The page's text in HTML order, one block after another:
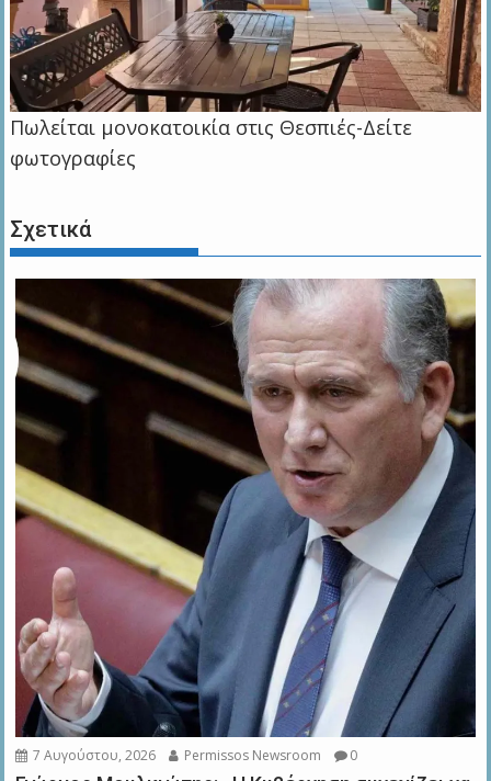
Πωλείται μονοκατοικία στις Θεσπιές-Δείτε
φωτογραφίες
Σχετικά
7 Αυγούστου, 2026 Permissos Newsroom 0